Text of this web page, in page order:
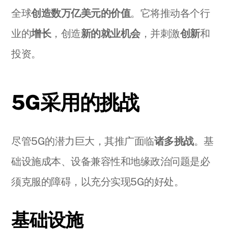
全球创造数万亿美元的价值。它将推动各个行
业的增长，创造新的就业机会，并刺激创新和
投资。
5G采用的挑战
尽管5G的潜力巨大，其推广面临诸多挑战。基
础设施成本、设备兼容性和地缘政治问题是必
须克服的障碍，以充分实现5G的好处。
基础设施